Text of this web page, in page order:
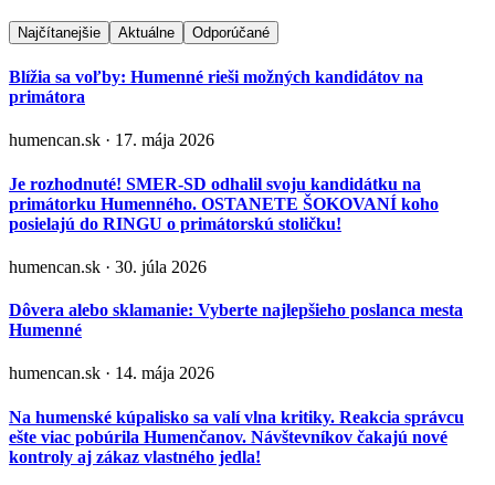
Najčítanejšie Aktuálne Odporúčané
Blížia sa voľby: Humenné rieši možných kandidátov na
primátora
humencan.sk · 17. mája 2026
Je rozhodnuté! SMER-SD odhalil svoju kandidátku na
primátorku Humenného. OSTANETE ŠOKOVANÍ koho
posielajú do RINGU o primátorskú stoličku!
humencan.sk · 30. júla 2026
Dôvera alebo sklamanie: Vyberte najlepšieho poslanca mesta
Humenné
humencan.sk · 14. mája 2026
Na humenské kúpalisko sa valí vlna kritiky. Reakcia správcu
ešte viac pobúrila Humenčanov. Návštevníkov čakajú nové
kontroly aj zákaz vlastného jedla!